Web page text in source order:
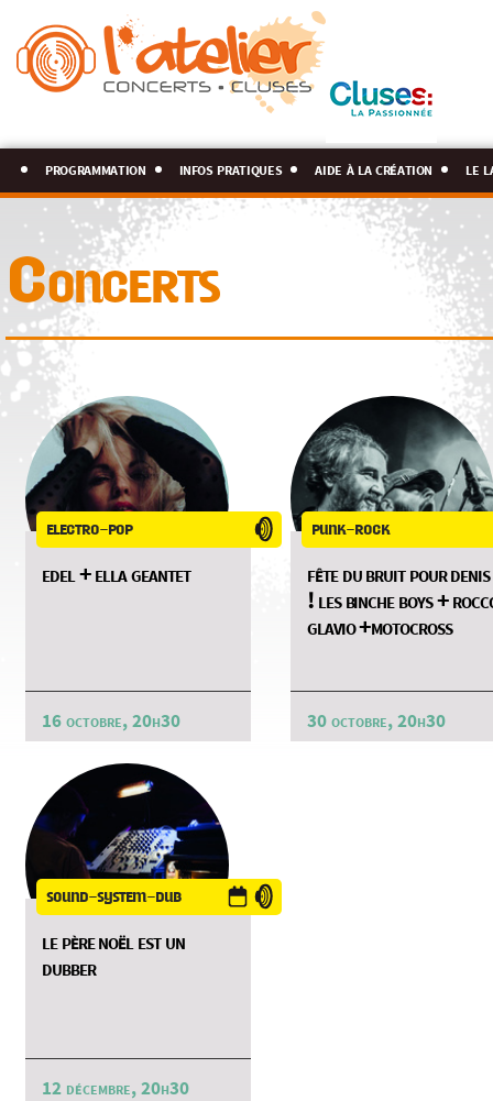
programmation infos pratiques aide à la création le
Concerts
electro-pop
edel + ella geantet
16 octobre, 20h30
punk-rock
fête du bruit pour denis
! les binche boys +
glavio +motocross
30 octobre, 20h30
sound-system-dub
le père noël est un
dubber
12 décembre, 20h30